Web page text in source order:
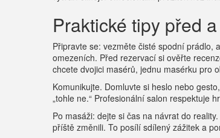
Praktické tipy před
Připravte se: vezměte čisté spodní prádlo,
omezeních. Před rezervací si ověřte
chcete dvojici masérů, jednu masérku pro
Komunikujte. Domluvte si heslo nebo
„tohle ne.“ Profesionální salon respektuje
Po masáži: dejte si čas na návrat do
příště změnili. To posílí sdílený zážitek a